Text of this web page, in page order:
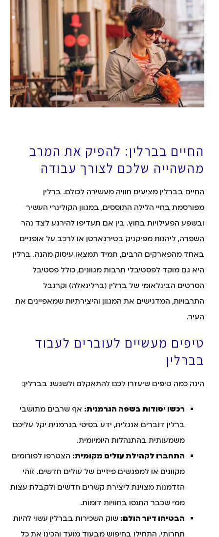
החיים בברלין: להפיק את המרב
מהשהייה שלכם לצורך עבודה
החיים בברלין מציעים חוויה מעשירה לכולם. ברלין
מפורסמת בחיי הלילה התוססים, במגוון הקולינרי העשיר
ובשפע הפעילויות בחוץ. בין אם תעדיפו להירגע לצד נהר
השפרה, ליהנות מפיקניק בטירגארטן או לרכב על אופניים
באחד מהפארקים הרבים, תמיד תמצאו עיסוק מהנה. ברלין
היא גם מוקד לפסטיבלי תרבות מגוונים, כולל פסטיבל
הסרטים הבינלאומי של ברלין (ברלינאלה) וקרנבל
התרבויות, המדגישים את המגוון והיצירתיות שמאפיינים את
העיר.
טיפים מעשיים לעוברים לעבוד
בברלין
הינה כמה טיפים שיעזרו לכם להתאקלם ולשגשג בברלין:
רכשו יסודות בשפה הגרמנית: אף שרבים מתושבי
ברלין דוברים אנגלית, ידע בסיסי בגרמנית יקל עליכם
משמעותית בהתנהלות היומיומית.
התחברו לקהילת עולים מקומית: הצטרפו לפורומים
מקוונים או למפגשים פיזיים של עולים חדשים. זוהי
הזדמנות מצוינת ליצירת קשרים חדשים ולקבלת עצות
ממי שכבר התנסו בחוויות דומות.
הבטיחו דיור הולם: שוק השכירות בברלין עשוי להיות
תחרותי. התחילו בחיפוש מבעוד מועד והכינו את כל